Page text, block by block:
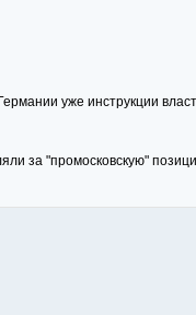
уже инструкции
за "промосковскую"